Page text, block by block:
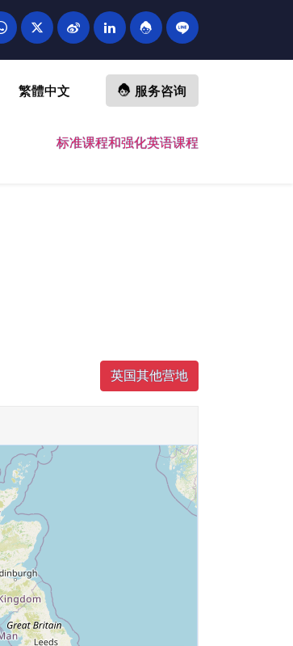
繁體中文 服务咨询
标准课程和强化英语课程
英国其他营地